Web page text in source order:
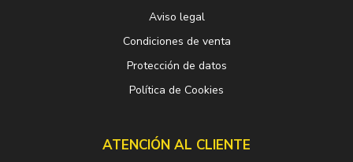
Aviso legal
Condiciones de venta
Protección de datos
Política de Cookies
ATENCIÓN AL CLIENTE